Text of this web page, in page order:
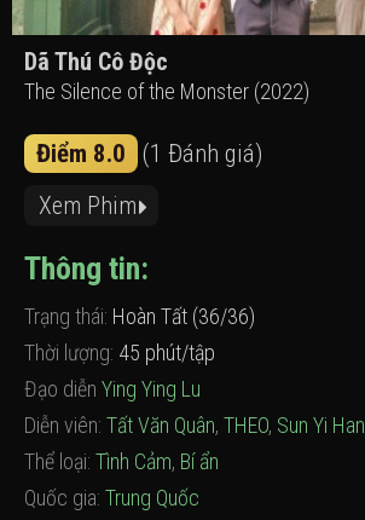
Dã Thú Cô Độc
The Silence of the Monster (2022)
Điểm 8.0 (1 Đánh giá)
Xem Phim
Thông tin:
Trạng thái: Hoàn Tất (36/36)
Thời lượng: 45 phút/tập
Đạo diễn Ying Ying Lu
Diễn viên: Tất Văn Quân, THEO, Sun Yi Han
Thể loại: Tình Cảm, Bí ẩn
Quốc gia: Trung Quốc